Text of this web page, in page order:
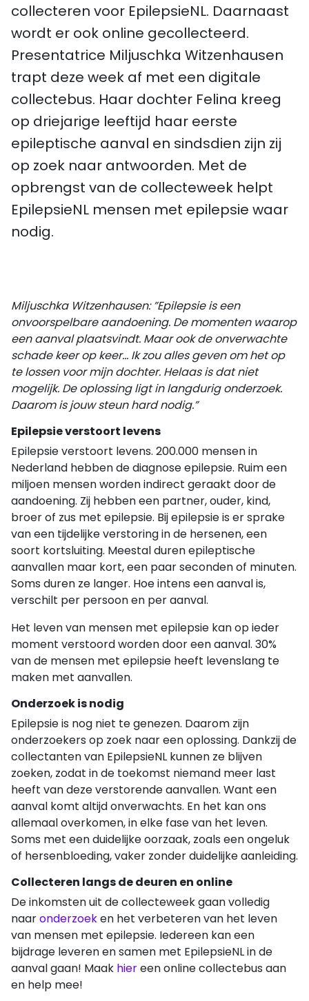
collecteren voor EpilepsieNL. Daarnaast
wordt er ook online gecollecteerd.
Presentatrice Miljuschka Witzenhausen
trapt deze week af met een digitale
collectebus. Haar dochter Felina kreeg
op driejarige leeftijd haar eerste
epileptische aanval en sindsdien zijn zij
op zoek naar antwoorden. Met de
opbrengst van de collecteweek helpt
EpilepsieNL mensen met epilepsie waar
nodig.
Miljuschka Witzenhausen: ”Epilepsie is een
onvoorspelbare aandoening. De momenten waarop
een aanval plaatsvindt. Maar ook de onverwachte
schade keer op keer… Ik zou alles geven om het op
te lossen voor mijn dochter. Helaas is dat niet
mogelijk. De oplossing ligt in langdurig onderzoek.
Daarom is jouw steun hard nodig.”
Epilepsie verstoort levens
Epilepsie verstoort levens. 200.000 mensen in
Nederland hebben de diagnose epilepsie. Ruim een
miljoen mensen worden indirect geraakt door de
aandoening. Zij hebben een partner, ouder, kind,
broer of zus met epilepsie. Bij epilepsie is er sprake
van een tijdelijke verstoring in de hersenen, een
soort kortsluiting. Meestal duren epileptische
aanvallen maar kort, een paar seconden of minuten.
Soms duren ze langer. Hoe intens een aanval is,
verschilt per persoon en per aanval.
Het leven van mensen met epilepsie kan op ieder
moment verstoord worden door een aanval. 30%
van de mensen met epilepsie heeft levenslang te
maken met aanvallen.
Onderzoek is nodig
Epilepsie is nog niet te genezen. Daarom zijn
onderzoekers op zoek naar een oplossing. Dankzij de
collectanten van EpilepsieNL kunnen ze blijven
zoeken, zodat in de toekomst niemand meer last
heeft van deze verstorende aanvallen. Want een
aanval komt altijd onverwachts. En het kan ons
allemaal overkomen, in elke fase van het leven.
Soms met een duidelijke oorzaak, zoals een ongeluk
of hersenbloeding, vaker zonder duidelijke aanleiding.
Collecteren langs de deuren en online
De inkomsten uit de collecteweek gaan volledig
naaronderzoeken het verbeteren van het leven
van mensen met epilepsie. Iedereen kan een
bijdrage leveren en samen met EpilepsieNL in de
aanval gaan! Maak hiereen online collectebus aan
en help mee!